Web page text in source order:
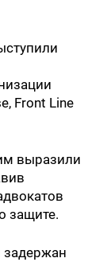
Front Line
выразили
защите.